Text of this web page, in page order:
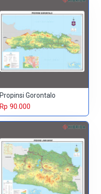
Propinsi Gorontalo
Rp 90.000